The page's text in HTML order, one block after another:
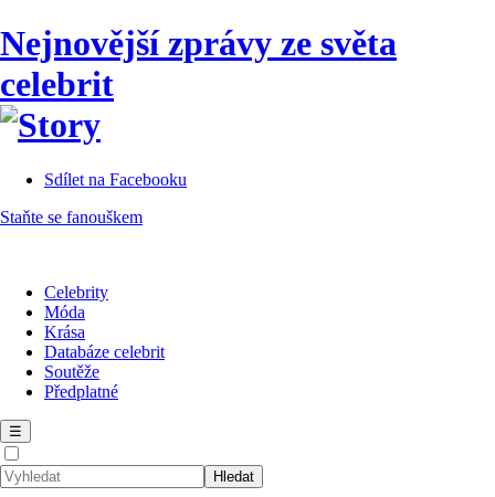
Nejnovější zprávy ze světa
celebrit
Sdílet na Facebooku
Staňte se fanouškem
Celebrity
Móda
Krása
Databáze celebrit
Soutěže
Předplatné
☰